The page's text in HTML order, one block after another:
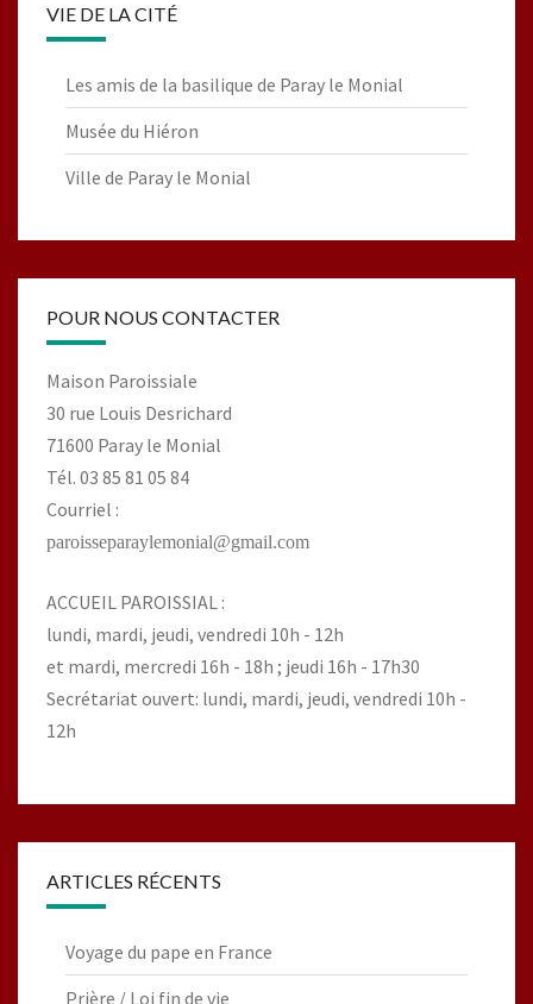
VIE DE LA CITÉ
Les amis de la basilique de Paray le Monial
Musée du Hiéron
Ville de Paray le Monial
POUR NOUS CONTACTER
Maison Paroissiale
30 rue Louis Desrichard
71600 Paray le Monial
Tél. 03 85 81 05 84
Courriel :
paroisseparaylemonial@gmail.com
ACCUEIL PAROISSIAL :
lundi, mardi, jeudi, vendredi 10h - 12h
et mardi, mercredi 16h - 18h ; jeudi 16h - 17h30
Secrétariat ouvert: lundi, mardi, jeudi, vendredi 10h -
12h
ARTICLES RÉCENTS
Voyage du pape en France
Prière / Loi fin de vie